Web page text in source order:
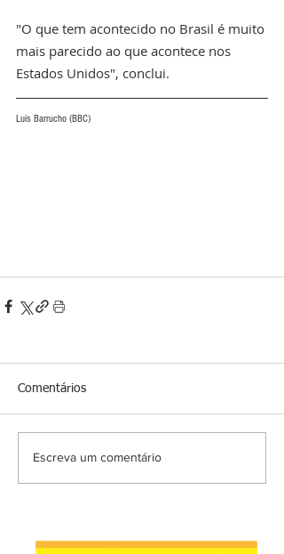
"O que tem acontecido no Brasil é muito
mais parecido ao que acontece nos
Estados Unidos", conclui.
Luis Barrucho (BBC)
Comentários
Escreva um comentário